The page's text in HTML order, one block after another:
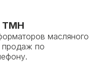
ТМН
масляного
продаж по